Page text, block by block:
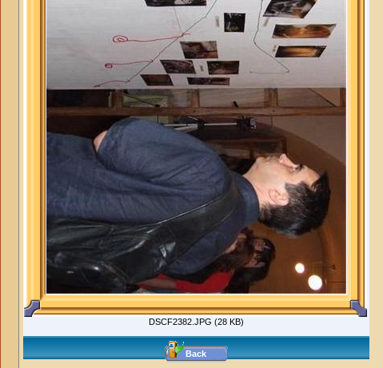
DSCF2382.JPG (28 KB)